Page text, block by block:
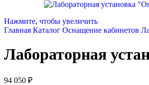
Нажмите, чтобы увеличить
Главная Каталог Оснащение кабинетов
Лабораторная
94 050 ₽